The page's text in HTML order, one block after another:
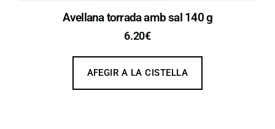
Avellana torrada amb sal 140 g
6.20€
AFEGIR A LA CISTELLA